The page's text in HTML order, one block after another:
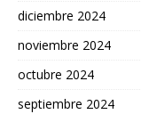
diciembre 2024
noviembre 2024
octubre 2024
septiembre 2024